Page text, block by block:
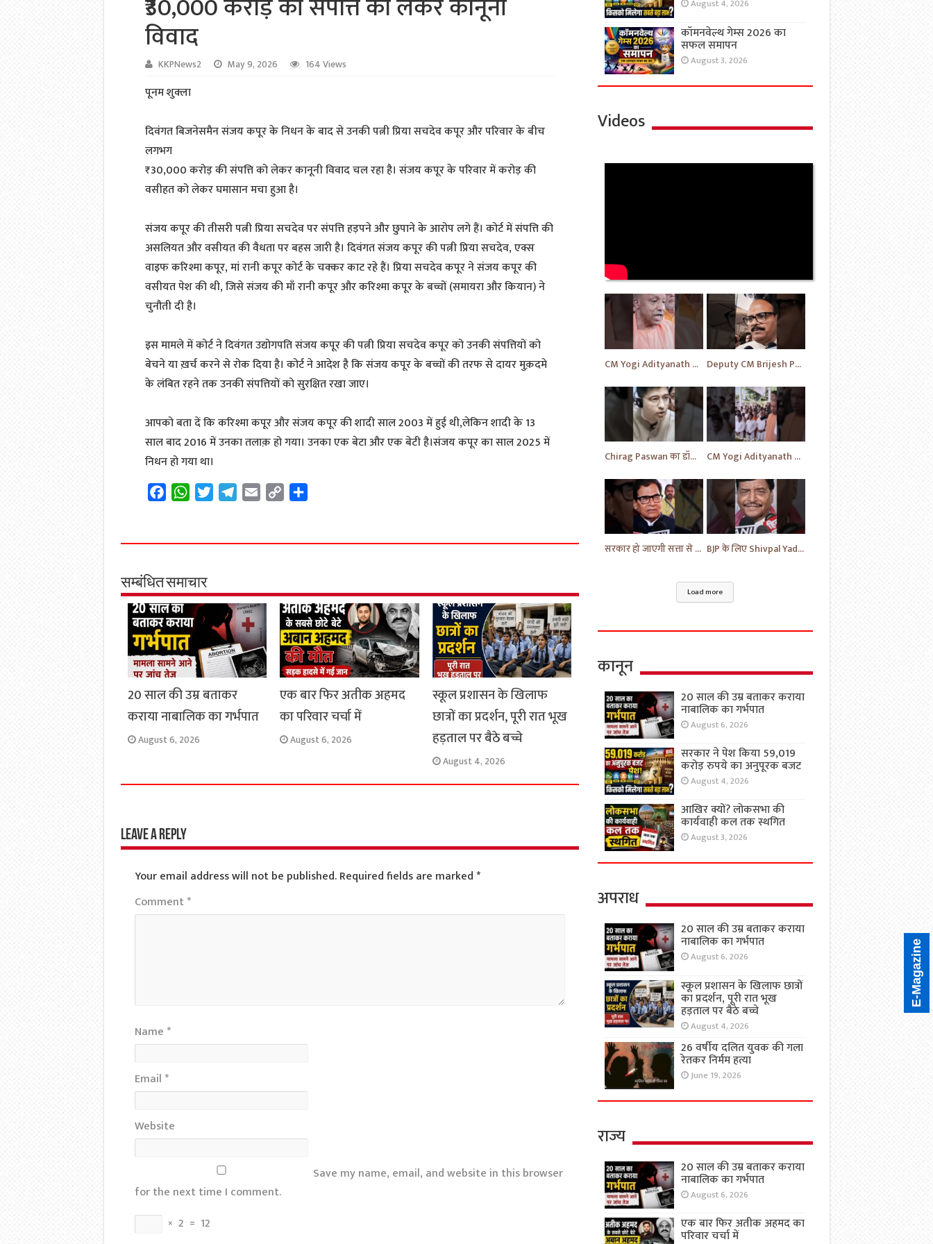
विवाद
KKPNews2 May 9, 2026 164 Views
पूनम शुक्ला
दिवंगत बिजनेसमैन संजय कपूर के निधन के बाद से उनकी पत्नी प्रिया सचदेव कपूर और परिवार के बीच
लगभग
₹30,000 करोड़ की संपत्ति को लेकर कानूनी विवाद चल रहा है। संजय कपूर के परिवार में करोड़ की
वसीहत को लेकर घमासान मचा हुआ है।
संजय कपूर की तीसरी पत्नी प्रिया सचदेव पर संपत्ति हड़पने और छुपाने के आरोप लगे हैं। कोर्ट में संपत्ति की
असलियत और वसीयत की वैधता पर बहस जारी है। दिवंगत संजय कपूर की पत्नी प्रिया सचदेव, एक्स
वाइफ करिश्मा कपूर, मां रानी कपूर कोर्ट के चक्कर काट रहे हैं। प्रिया सचदेव कपूर ने संजय कपूर की
वसीयत पेश की थी, जिसे संजय की माँ रानी कपूर और करिश्मा कपूर के बच्चों (समायरा और कियान) ने
चुनौती दी है।
इस मामले में कोर्ट ने दिवंगत उद्योगपति संजय कपूर की पत्नी प्रिया सचदेव कपूर को उनकी संपत्तियों को
बेचने या ख़र्च करने से रोक दिया है। कोर्ट ने आदेश है कि संजय कपूर के बच्चों की तरफ से दायर मुक़दमे
के लंबित रहने तक उनकी संपत्तियों को सुरक्षित रखा जाए।
आपको बता दें कि करिश्मा कपूर और संजय कपूर की शादी साल 2003 में हुई थी,लेकिन शादी के 13
साल बाद 2016 में उनका तलाक़ हो गया। उनका एक बेटा और एक बेटी है।संजय कपूर का साल 2025 में
निधन हो गया था।
e
o
o
k
W
t
A
p
p
t
r
e
a
m
i
y
n
k
r
सम्बंधित समाचार
20 साल की उम्र बताकर
कराया नाबालिक का गर्भपात
August 6, 2026
एक बार फिर अतीक अहमद
का परिवार चर्चा में
August 6, 2026
स्कूल प्रशासन के खिलाफ
छात्रों का प्रदर्शन, पूरी रात भूख
हड़ताल पर बैठे बच्चे
August 4, 2026
Leave a Reply
Your email address will not be published. Required fields are marked*
Comment*
Name *
Email *
Website
Save my name, email, and website in this browser
for the next time I comment.
× 2 = 12
August 4, 2026
कॉमनवेल्थ गेम्स 2026 का
सफल समापन
August 3, 2026
Videos
CM Yogi Adityanath का विपक्ष की खोली पोल | News | BJP News | #shorts #yt #news #ytshorts Deputy CM Brijesh Pathak ने दी MP Uma Shankar के लिए की प्रार्थना | Uttar Pradesh News #shorts #yt
Chirag Paswan का डॉक्टरों को लेकर यह सवाल | BJP | BJP News | Parliament | #shorts #ytnewshorts #yt CM Yogi Adityanath ने दी MP Umashankar को श्रद्धांजलि | News in Hindi | News Today | #shorts #yt
सरकार हो जाएगी सत्ता से बेदखल - Ram Gopal | News | Hindi News | News Today | #shorts #ytshorts #yt BJP के लिए Shivpal Yadav Yadav ने लगाया गंभीर आरोप | #samajwadiparty | Akhilesh Yadav | #shorts #yt
Load more
कानून
20 साल की उम्र बताकर कराया
नाबालिक का गर्भपात
August 6, 2026
सरकार ने पेश किया 59,019
करोड़ रुपये का अनुपूरक बजट
August 4, 2026
आखिर क्यों? लोकसभा की
कार्यवाही कल तक स्थगित
August 3, 2026
अपराध
20 साल की उम्र बताकर कराया
नाबालिक का गर्भपात
August 6, 2026
स्कूल प्रशासन के खिलाफ छात्रों
का प्रदर्शन, पूरी रात भूख
हड़ताल पर बैठे बच्चे
August 4, 2026
26 वर्षीय दलित युवक की गला
रेतकर निर्मम हत्या
June 19, 2026
राज्य
20 साल की उम्र बताकर कराया
नाबालिक का गर्भपात
August 6, 2026
एक बार फिर अतीक अहमद का
परिवार चर्चा में
E-Magazine